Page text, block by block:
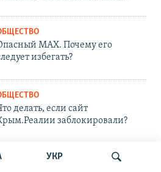
УКР
MAX. Почему его
избегать?
делать, если сайт
заблокировали?